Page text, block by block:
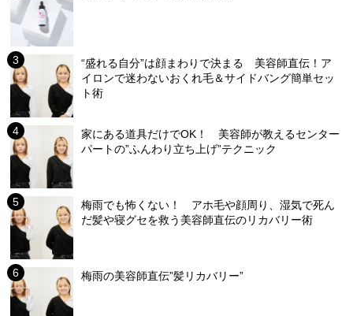
“盛れる自分”は顔まわりで決まる 美容師直伝！ア
イロンで迷わないおくれ毛＆サイドバング簡単セッ
ト術
家にある道具だけでOK！ 美容師が教えるセンター
パートの”ふんわり立ち上げ”テクニック
梅雨でも怖くない！ アホ毛や顔周り、湿気で死ん
だ髪や寝グセを救う美容師直伝のリカバリー術
梅雨の美容師直伝”髪リカバリー”